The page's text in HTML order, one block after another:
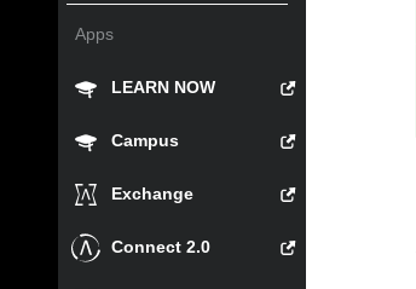
Apps
LEARN NOW
Campus
Exchange
Connect 2.0